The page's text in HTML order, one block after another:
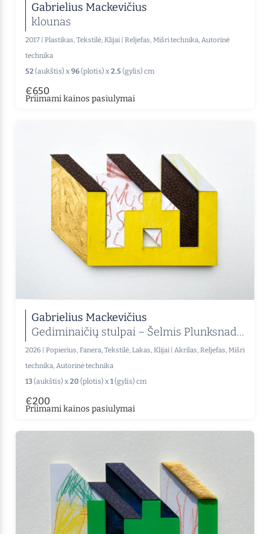
Gabrielius Mackevičius
klounas
2017 Plastikas, Tekstilė, Klijai Reljefas, Mišri technika, Autorinė
technika
52(aukštis) x96(plotis) x2.5 (gylis) cm
€650
Priimami kainos pasiulymai
Gabrielius Mackevičius
Gediminaičių stulpai – Šelmis Plunksnadraskis
2026 Popierius, Fanera, Tekstilė, Lakas, Klijai Akrilas, Reljefas, Mišri
technika, Autorinė technika
13(aukštis) x20 (plotis) x1(gylis) cm
€200
Priimami kainos pasiulymai